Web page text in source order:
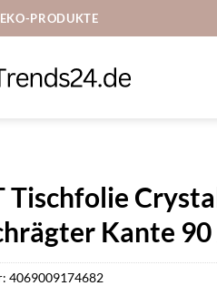
PRODUKTE
Tischfolie
Kante 90
4069009174682